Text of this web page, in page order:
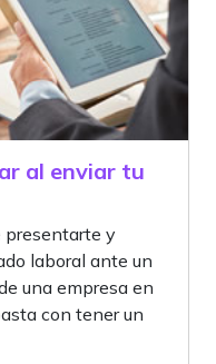
al enviar tu
presentarte y
laboral ante un
una empresa en
con tener un